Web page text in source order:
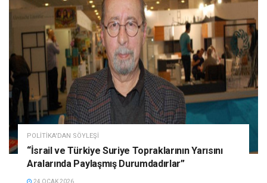
POLITIKA'DAN SÖYLEŞI
“İsrail ve Türkiye Suriye Topraklarının Yarısını
Aralarında Paylaşmış Durumdadırlar”
24 OCAK 2026